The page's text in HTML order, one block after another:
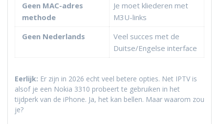
Geen MAC-adres
methode
Je moet kliederen met
M3U-links
Geen Nederlands
Veel succes met de
Duitse/Engelse interface
Eerlijk: Er zijn in 2026 echt veel betere opties. Net IPTV is
alsof je een Nokia 3310 probeert te gebruiken in het
tijdperk van de iPhone. Ja, het kan bellen. Maar waarom zou
je?